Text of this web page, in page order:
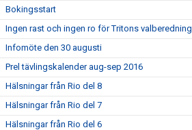
Bokingsstart
Ingen rast och ingen ro för Tritons valberedning
Infomöte den 30 augusti
Prel tävlingskalender aug-sep 2016
Hälsningar från Rio del 8
Hälsningar från Rio del 7
Hälsningar från Rio del 6